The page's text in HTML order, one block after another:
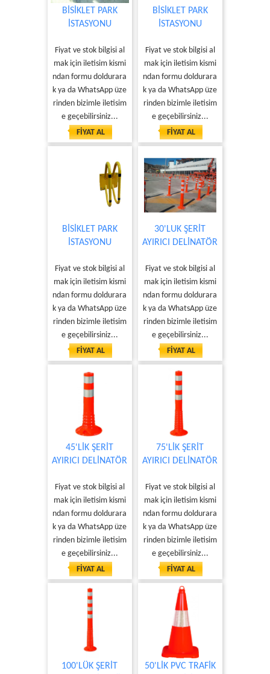
BİSİKLET PARK
İSTASYONU
Fiyat ve stok bilgisi al
mak için iletisim kismi
ndan formu doldurara
k ya da WhatsApp üze
rinden bizimle iletisim
e geçebilirsiniz...
FİYAT AL
BİSİKLET PARK
İSTASYONU
Fiyat ve stok bilgisi al
mak için iletisim kismi
ndan formu doldurara
k ya da WhatsApp üze
rinden bizimle iletisim
e geçebilirsiniz...
FİYAT AL
BİSİKLET PARK
İSTASYONU
Fiyat ve stok bilgisi al
mak için iletisim kismi
ndan formu doldurara
k ya da WhatsApp üze
rinden bizimle iletisim
e geçebilirsiniz...
FİYAT AL
30'LUK ŞERİT
AYIRICI DELİNATÖR
Fiyat ve stok bilgisi al
mak için iletisim kismi
ndan formu doldurara
k ya da WhatsApp üze
rinden bizimle iletisim
e geçebilirsiniz...
FİYAT AL
45'LİK ŞERİT
AYIRICI DELİNATÖR
Fiyat ve stok bilgisi al
mak için iletisim kismi
ndan formu doldurara
k ya da WhatsApp üze
rinden bizimle iletisim
e geçebilirsiniz...
FİYAT AL
75'LİK ŞERİT
AYIRICI DELİNATÖR
Fiyat ve stok bilgisi al
mak için iletisim kismi
ndan formu doldurara
k ya da WhatsApp üze
rinden bizimle iletisim
e geçebilirsiniz...
FİYAT AL
100'LÜK ŞERİT
50'LİK PVC TRAFİK